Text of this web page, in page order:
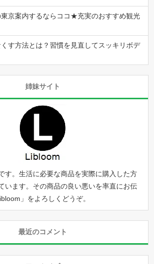
京案内するならココ★充実のおすすめ観光
す方法とは？習慣を見直してスッキリボデ
姉妹サイト
す。生活に必要な商品を実際に購入した方
います。その商品の良い悪いを率直にお伝
」をよろしくどうぞ。
最近のコメント